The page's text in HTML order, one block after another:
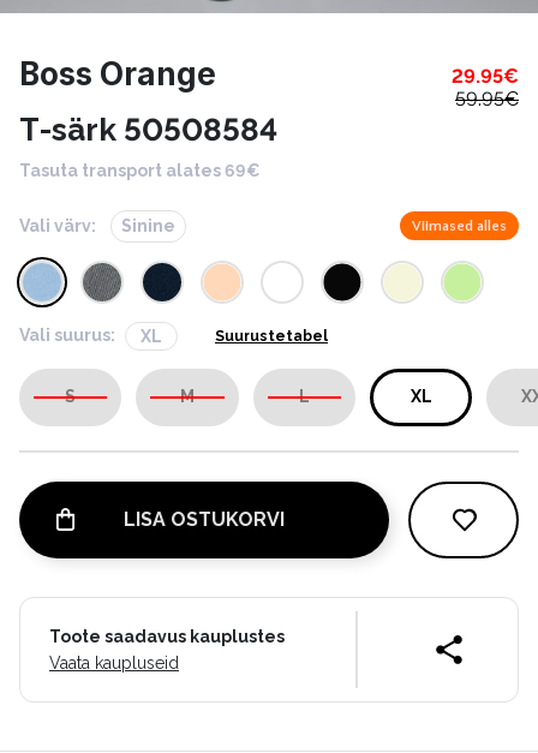
Boss Orange 29.95€
59.95€
T-särk 50508584
Tasuta transport alates 69€
Vali värv: Sinine Viimased alles
Vali suurus: XL Suurustetabel
S M L XL
LISA OSTUKORVI
Toote saadavus kauplustes
Vaata kaupluseid